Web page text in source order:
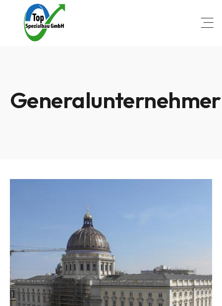
Generalunternehmer